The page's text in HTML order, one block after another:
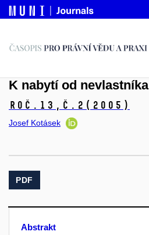
K nabytí od nevlastníka
Roč.13, č.2 (2005)
Josef Kotásek
PDF
Abstrakt